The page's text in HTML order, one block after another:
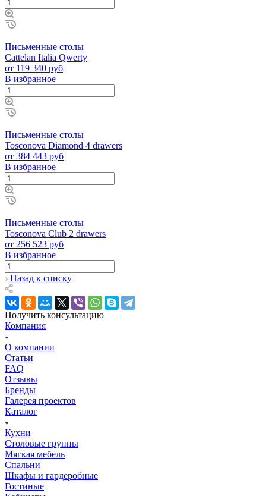
Письменные столы
Cattelan Italia Qwerty
от 119 340 руб
В избранное
Письменные столы
Tosconova Diamond 4 drawers
от 384 443 руб
В избранное
Письменные столы
Tosconova Club 2 drawers
от 256 523 руб
В избранное
Назад к списку
Получить консультацию
Компания
О компании
Статьи
FAQ
Отзывы
Бренды
Галерея проектов
Каталог
Кухни
Столовые группы
Мягкая мебель
Спальни
Шкафы и гардеробные
Гостиные